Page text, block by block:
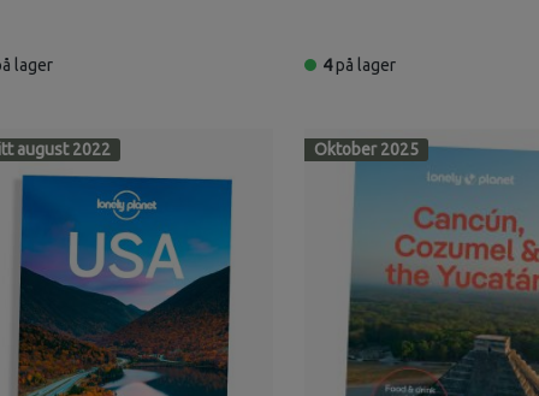
lager 4 på lager
august 2022 Oktober 2025